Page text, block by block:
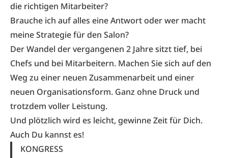
die richtigen Mitarbeiter?
Brauche ich auf alles eine Antwort oder wer macht
meine Strategie für den Salon?
Der Wandel der vergangenen 2 Jahre sitzt tief, bei
Chefs und bei Mitarbeitern. Machen Sie sich auf den
Weg zu einer neuen Zusammenarbeit und einer
neuen Organisationsform. Ganz ohne Druck und
trotzdem voller Leistung.
Und plötzlich wird es leicht, gewinne Zeit für Dich.
Auch Du kannst es!
KONGRESS